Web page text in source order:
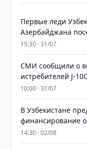
Первые леди
Азербайджана
15:30 · 31/07
СМИ сообщили о
истребителей J-
10:00 · 31/07
В Узбекистане
финансирование
14:30 · 02/08